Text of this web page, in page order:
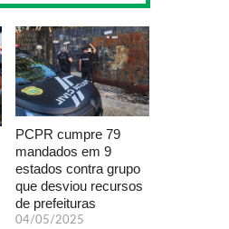
PCPR cumpre 79
mandados em 9
estados contra grupo
que desviou recursos
de prefeituras
04/05/2025